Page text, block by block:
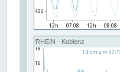
RHEIN - Koblenz